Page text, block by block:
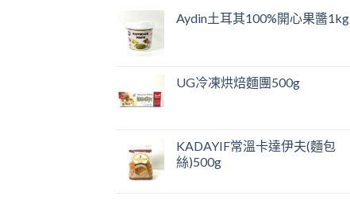
Aydin土耳其100%開心果醬1kg
UG冷凍烘焙麵團500g
KADAYIF常溫卡達伊夫(麵包
絲)500g